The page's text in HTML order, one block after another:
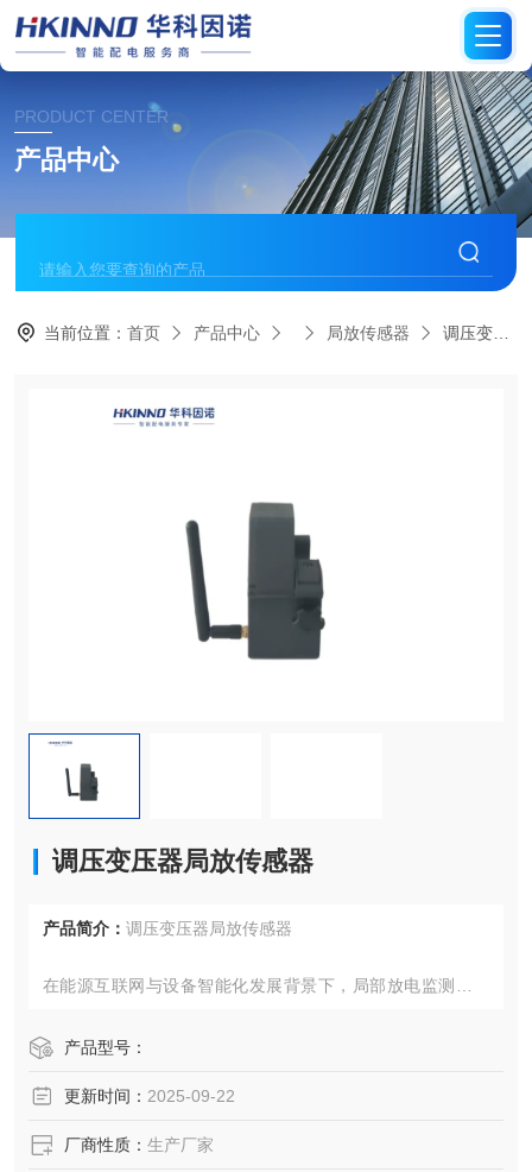
PRODUCT CENTER
产品中心
当前位置：首页 产品中心 局放传感器 调压变压器局放传感器
调压变压器局放传感器
产品简介： 调压变压器局放传感器
在能源互联网与设备智能化发展背景下，局部放电监测与声
聚变压器的脉冲电流法局放监测、声纹监测两大技术模块，
产品型号：
更新时间： 2025-09-22
厂商性质： 生产厂家